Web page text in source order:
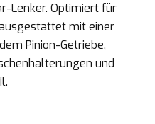
Lenker. Optimiert für
mit einer
Pinion-Getriebe,
und